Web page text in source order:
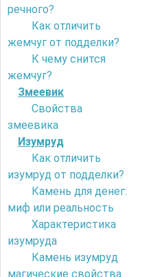
речного?
Как отличить
жемчуг от подделки?
К чему снится
жемчуг?
Змеевик
Свойства
змеевика
Изумруд
Как отличить
изумруд от подделки?
Камень для денег:
миф или реальность
Характеристика
изумруда
Камень изумруд
магические свойства